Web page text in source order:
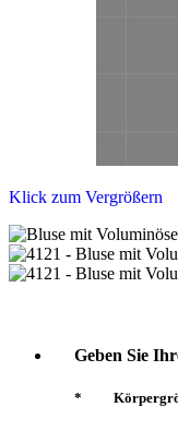
Klick zum Vergrößern
Geben Sie
*